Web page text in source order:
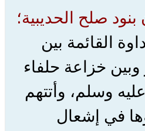
صلح الحديبية؛
القائمة بين
خزاعة حلفاء
وسلم، وأتتهم
في إشعال